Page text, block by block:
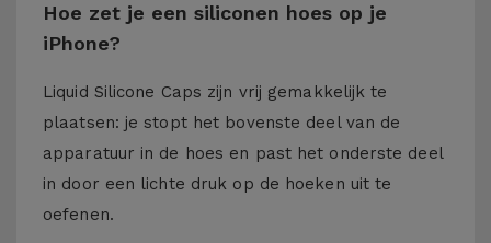
Hoe zet je een siliconen hoes op je
iPhone?
Liquid Silicone Caps zijn vrij gemakkelijk te
plaatsen: je stopt het bovenste deel van de
apparatuur in de hoes en past het onderste deel
in door een lichte druk op de hoeken uit te
oefenen.